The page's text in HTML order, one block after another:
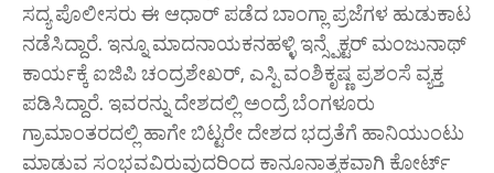
ಸದ್ಯ ಪೊಲೀಸರು ಈ ಆಧಾರ್ ಪಡೆದ ಬಾಂಗ್ಲಾ ಪ್ರಜೆಗಳ ಹುಡುಕಾಟ
ನಡೆಸಿದ್ದಾರೆ. ಇನ್ನೂ ಮಾದನಾಯಕನಹಳ್ಳಿ ಇನ್ಸ್ಪೆಕ್ಟರ್ ಮಂಜುನಾಥ್
ಕಾರ್ಯಕ್ಕೆ ಐಜಿಪಿ ಚಂದ್ರಶೇಖರ್, ಎಸ್ಪಿ ವಂಶಿಕೃಷ್ಣ ಪ್ರಶಂಸೆ ವ್ಯಕ್ತ
ಪಡಿಸಿದ್ದಾರೆ. ಇವರನ್ನು ದೇಶದಲ್ಲಿ ಅಂದ್ರೆ ಬೆಂಗಳೂರು
ಗ್ರಾಮಾಂತರದಲ್ಲಿ ಹಾಗೇ ಬಿಟ್ಟರೇ ದೇಶದ ಭದ್ರತೆಗೆ ಹಾನಿಯುಂಟು
ಮಾಡುವ ಸಂಭವವಿರುವುದರಿಂದ ಕಾನೂನಾತ್ಮಕವಾಗಿ ಕೋರ್ಟ್